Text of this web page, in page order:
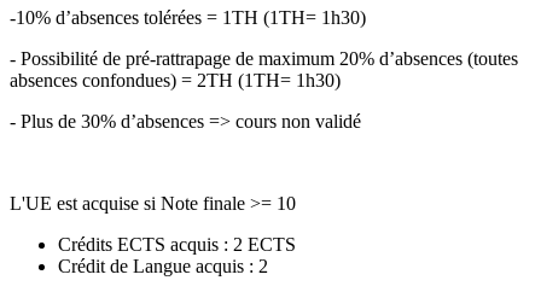
-10% d’absences tolérées = 1TH (1TH= 1h30)
- Possibilité de pré-rattrapage de maximum 20% d’absences (toutes
absences confondues) = 2TH (1TH= 1h30)
- Plus de 30% d’absences => cours non validé
L'UE est acquise si Note finale >= 10
Crédits ECTS acquis : 2 ECTS
Crédit de Langue acquis : 2